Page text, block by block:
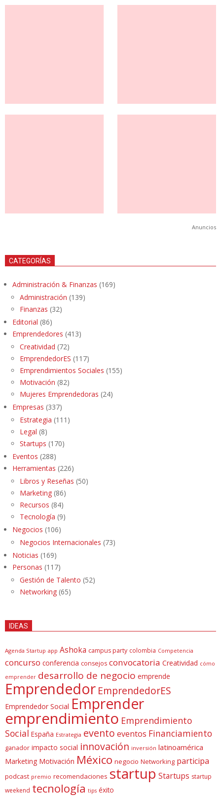
Anuncios
CATEGORÍAS
Administración & Finanzas (169)
Administración (139)
Finanzas (32)
Editorial (86)
Emprendedores (413)
Creatividad (72)
EmprendedorES (117)
Emprendimientos Sociales (155)
Motivación (82)
Mujeres Emprendedoras (24)
Empresas (337)
Estrategia (111)
Legal (8)
Startups (170)
Eventos (288)
Herramientas (226)
Libros y Reseñas (50)
Marketing (86)
Recursos (84)
Tecnología (9)
Negocios (106)
Negocios Internacionales (73)
Noticias (169)
Personas (117)
Gestión de Talento (52)
Networking (65)
IDEAS
Agenda Startup app Ashoka campus party colombia Competencia
concurso conferencia consejos convocatoria Creatividad cómo
emprender desarrollo de negocio emprende
Emprendedor EmprendedorES
Emprendedor Social Emprender
emprendimiento Emprendimiento
Social España Estrategia evento eventos Financiamiento
ganador impacto social innovación inversión latinoamérica
Marketing Motivación México negocio Networking participa
podcast premio recomendaciones startup Startups startup
weekend tecnología tips éxito